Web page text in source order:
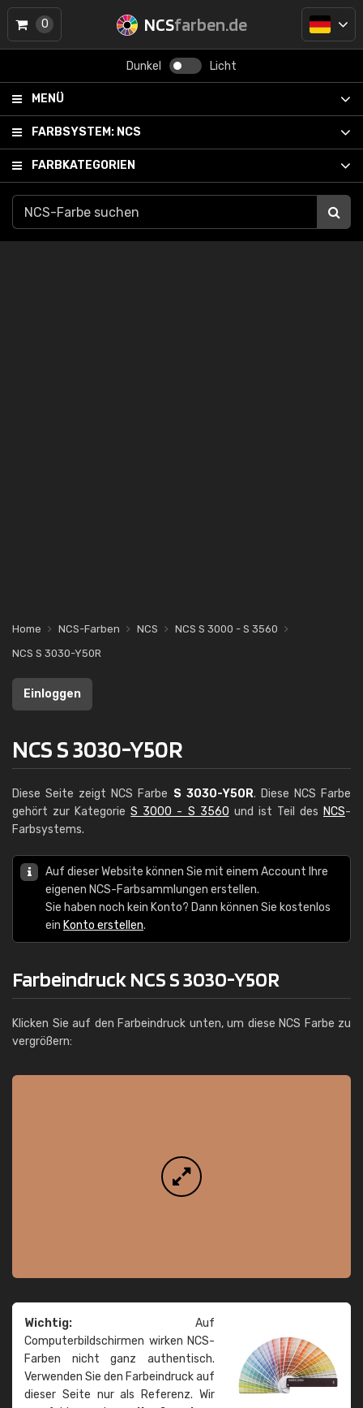
NCSfarben.de
Dunkel Licht
MENÜ
FARBSYSTEM: NCS
FARBKATEGORIEN
0
Home NCS-Farben NCS
NCS S 3000 - S 3560
NCS S 3030-Y50R
Einloggen
NCS S 3030-Y50R
Diese Seite zeigt NCS Farbe S 3030-Y50R. Diese NCS Farbe
gehört zur KategorieS 3000 - S 3560 und ist Teil des NCS-
Farbsystems.
Auf dieser Website können Sie mit einem Account Ihre
eigenen NCS-Farbsammlungen erstellen.
Sie haben noch kein Konto? Dann können Sie kostenlos
ein Konto erstellen.
Farbeindruck NCS S 3030-Y50R
Klicken Sie auf den Farbeindruck unten, um diese NCS Farbe zu
vergrößern:
Wichtig: Auf
Computerbildschirmen wirken NCS-
Farben nicht ganz authentisch.
Verwenden Sie den Farbeindruck auf
dieser Seite nur als Referenz. Wir